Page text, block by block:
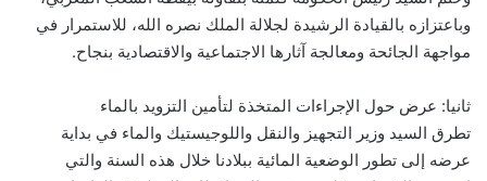
وباعتزازه بالقيادة الرشيدة لجلالة الملك نصره الله، للاستمرار في
مواجهة الجائحة ومعالجة آثارها الاجتماعية والاقتصادية بنجاح.
ثانيا: عرض حول الإجراءات المتخذة لتأمين التزويد بالماء
تطرق السيد وزير التجهيز والنقل واللوجيستيك والماء في بداية
عرضه إلى تطور الوضعية المائية ببلادنا خلال هذه السنة والتي